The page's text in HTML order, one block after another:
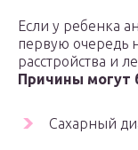
Если у ребенка
первую очередь
расстройства и
Причины могут
Сахарный